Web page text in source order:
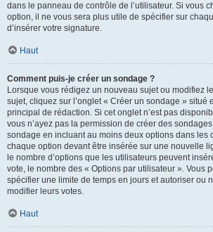
dans le panneau de contrôle de l’utilisateur. Si vous
option, il ne vous sera plus utile de spécifier sur
d’insérer votre signature.
Haut
Comment puis-je créer un sondage ?
Lorsque vous rédigez un nouveau sujet ou modifiez
sujet, cliquez sur l’onglet « Créer un sondage » situé
principal de rédaction. Si cet onglet n’est pas
vous n’ayez pas la permission de créer des
sondage en incluant au moins deux options dans les
chaque option devant être insérée sur une nouvelle
le nombre d’options que les utilisateurs peuvent
vote, le nombre des « Options par utilisateur ». Vous
spécifier une limite de temps en jours et autoriser ou
modifier leurs votes.
Haut